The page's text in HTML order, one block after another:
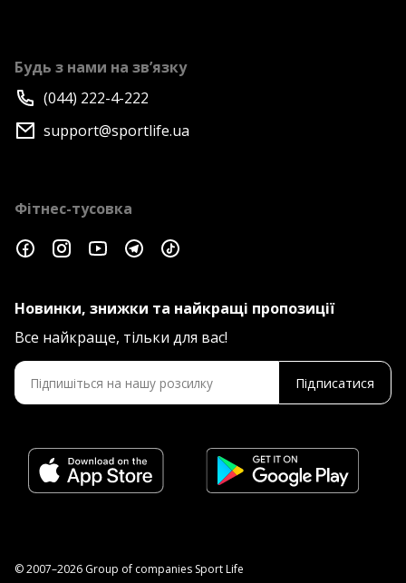
Будь з нами на зв’язку
(044) 222-4-222
support@sportlife.ua
Фітнес-тусовка
Новинки, знижки та найкращі пропозиції
Все найкраще, тільки для вас!
Підписатися
© 2007–2026 Group of companies Sport Life